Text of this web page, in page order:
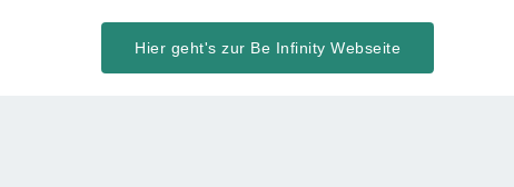
Hier geht's zur Be Infinity Webseite